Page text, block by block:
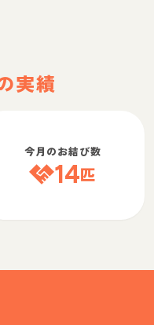
実績
今月のお結び数
14匹